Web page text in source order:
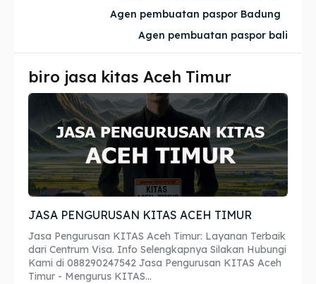
Imta
Legalisir
Apostille
Penerjemah
Asuransi
Blog
Imta
Legalisir
Apostille
Penerjemah
Asuransi
Blog
Agen pembuatan paspor Badung
Agen pembuatan paspor bali
biro jasa kitas Aceh Timur
JASA PENGURUSAN KITAS ACEH TIMUR
Jasa Pengurusan KITAS Aceh Timur: Layanan Terbaik
dari Centrum Visa. Info Selengkapnya Silakan Hubungi
Kami di 088290247542 Jasa Pengurusan KITAS Aceh
Timur - Mengurus KITAS...